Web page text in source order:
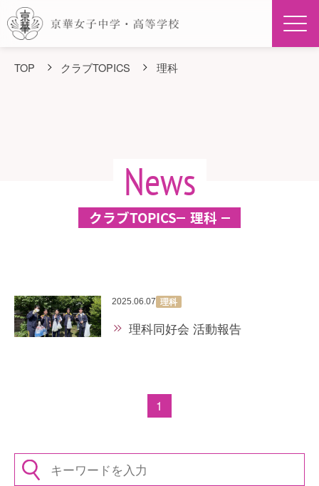
TOP クラブTOPICS 理科
News
クラブTOPICS 理科
2025.06.07 理科
理科同好会 活動報告
1